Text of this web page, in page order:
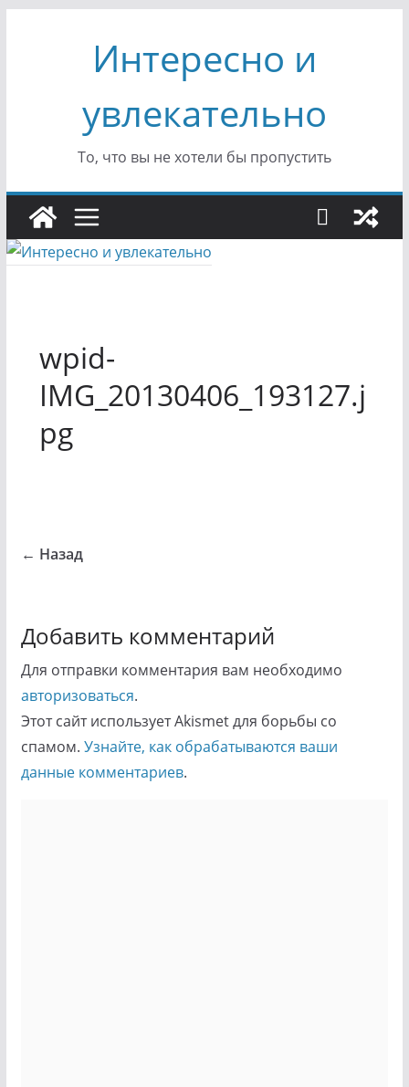
содержимомуИнтересно и
увлекательно
То, что вы не хотели бы пропустить
wpid-
IMG_20130406_193127.j
pg
← Назад
Добавить комментарий
Для отправки комментария вам необходимо
авторизоваться.
Этот сайт использует Akismet для борьбы со
спамом. Узнайте, как обрабатываются ваши
данные комментариев.